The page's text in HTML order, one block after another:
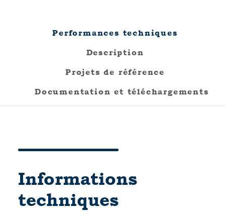
Performances techniques
Description
Projets de référence
Documentation et téléchargements
Informations
techniques